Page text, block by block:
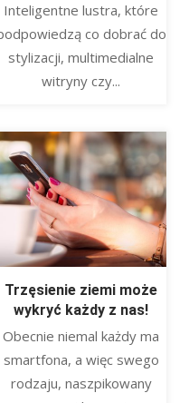
Inteligentne lustra, które
co dobrać do
stylizacji, multimedialne
witryny czy...
Trzęsienie ziemi może
wykryć każdy z nas!
Obecnie niemal każdy ma
smartfona, a więc swego
rodzaju, naszpikowany